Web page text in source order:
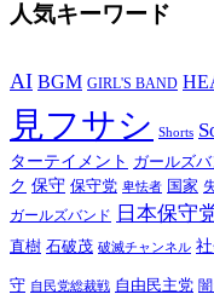
人気キーワード
AI BGM GIRL'S BAND
見フサシ Shorts
ターテイメント ガールズ
ク 保守 保守党 卑怯者 国家
ガールズバンド
日本保守
直樹 石破茂 破滅チャンネル
守 自民党総裁戦 自由民主党